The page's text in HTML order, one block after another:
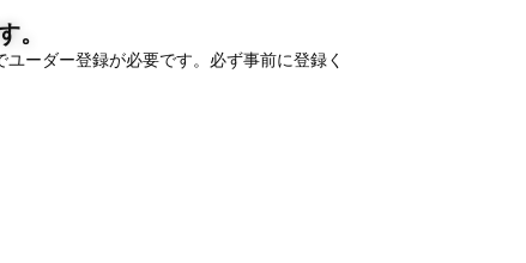
。
ーダー登録が必要です。必ず事前に登録く